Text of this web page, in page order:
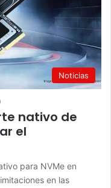
Noticias
nativo de
el
para NVMe en
en las